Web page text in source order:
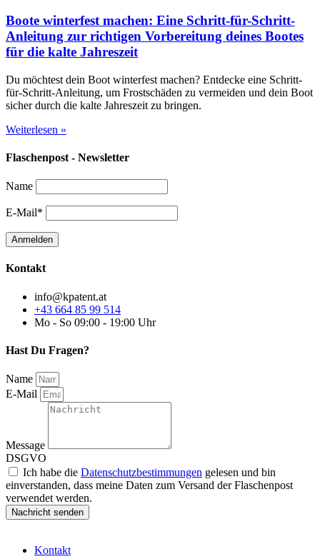
Boote winterfest machen: Eine Schritt-für-Schritt-
Anleitung zur richtigen Vorbereitung deines Bootes
für die kalte Jahreszeit
Du möchtest dein Boot winterfest machen? Entdecke eine Schritt-
für-Schritt-Anleitung, um Frostschäden zu vermeiden und dein Boot
sicher durch die kalte Jahreszeit zu bringen.
Weiterlesen »
Flaschenpost - Newsletter
Name
E-Mail*
Kontakt
info@kpatent.at
+43 664 85 99 514
Mo - So 09:00 - 19:00 Uhr
Hast Du Fragen?
Name
E-Mail
Message
DSGVO
Ich habe die Datenschutzbestimmungen gelesen und bin
einverstanden, dass meine Daten zum Versand der Flaschenpost
verwendet werden.
Nachricht senden
Kontakt